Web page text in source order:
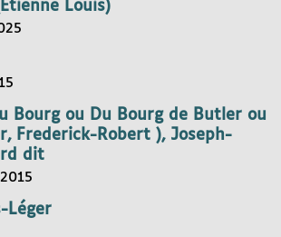
Louis)
Bourg ou Du Bourg de Butler ou
Frederick-Robert ), Joseph-
dit
Léger